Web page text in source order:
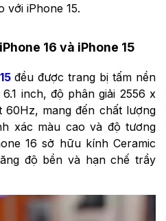
với iPhone 15.
16 và iPhone 15
đều được trang bị tấm nền
inch, độ phân giải 2556 x
60Hz, mang đến chất lượng
xác màu cao và độ tương
16 sở hữu kính Ceramic
độ bền và hạn chế trầy